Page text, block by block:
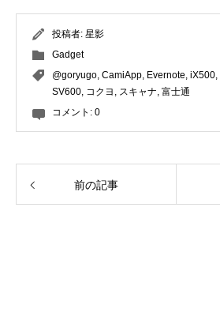
投稿者: 星影
Gadget
@goryugo CamiApp Evernote iX500
SV600 コクヨ スキャナ 富士通
コメント: 0
前の記事